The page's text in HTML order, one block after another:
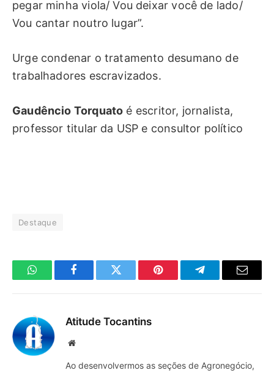
pegar minha viola/ Vou deixar você de lado/
Vou cantar noutro lugar”.
Urge condenar o tratamento desumano de
trabalhadores escravizados.
Gaudêncio Torquato é escritor, jornalista,
professor titular da USP e consultor político
Destaque
WhatsAppFacebookTwitter Pinterest TelegramaE-
Atitude Tocantins
Site
Ao desenvolvermos as seções de Agronegócio,